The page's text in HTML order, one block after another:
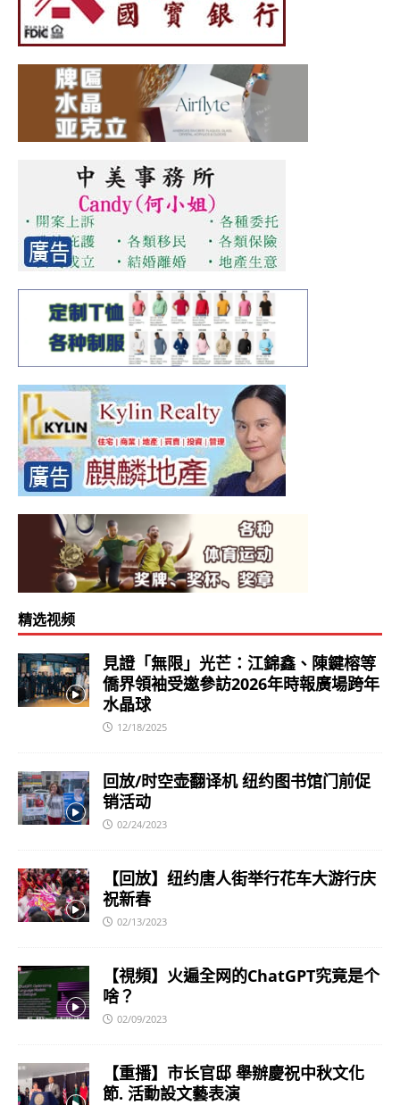
精选视频
見證「無限」光芒：江錦鑫、陳鍵榕等
僑界領袖受邀參訪2026年時報廣場跨年
水晶球
12/18/2025
回放/时空壶翻译机 纽约图书馆门前促
销活动
02/24/2023
【回放】纽约唐人街举行花车大游行庆
祝新春
02/13/2023
【視頻】火遍全网的ChatGPT究竟是个
啥？
02/09/2023
【重播】市长官邸 舉辦慶祝中秋文化
節. 活動設文藝表演